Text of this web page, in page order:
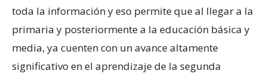
toda la información y eso permite que al llegar a la
primaria y posteriormente a la educación básica y
media, ya cuenten con un avance altamente
significativo en el aprendizaje de la segunda